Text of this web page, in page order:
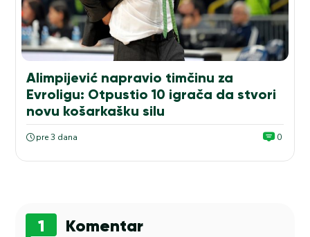
Alimpijević napravio timčinu za
Evroligu: Otpustio 10 igrača da stvori
novu košarkašku silu
pre 3 dana 0
1 Komentar